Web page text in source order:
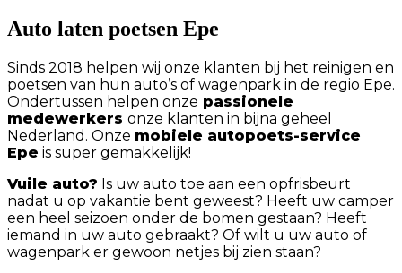
Auto laten poetsen Epe
Sinds 2018 helpen wij onze klanten bij het reinigen en
poetsen van hun auto’s of wagenpark in de regio Epe.
Ondertussen helpen onze passionele
medewerkers onze klanten in bijna geheel
Nederland. Onze mobiele autopoets-service
Epe is super gemakkelijk!
Vuile auto? Is uw auto toe aan een opfrisbeurt
nadat u op vakantie bent geweest? Heeft uw camper
een heel seizoen onder de bomen gestaan? Heeft
iemand in uw auto gebraakt? Of wilt u uw auto of
wagenpark er gewoon netjes bij zien staan?